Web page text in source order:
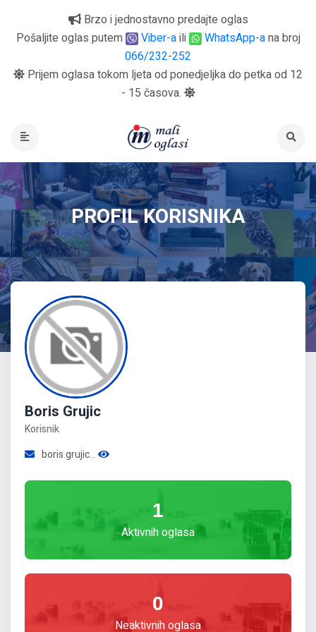
Brzo i jednostavno predajte oglas
Pošaljite oglas putem
Viber-aili WhatsApp-ana broj
066/232-252
Prijem oglasa tokom ljeta od ponedjeljka do petka od 12
- 15 časova.
PROFIL KORISNIKA
Boris Grujic
Korisnik
boris.grujic...
1
Aktivnih oglasa
0
Neaktivnih oglasa